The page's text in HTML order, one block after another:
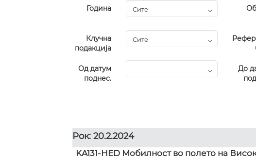
Година
Клучна
подакција
Од датум
поднес.
До
Рок: 20.2.2024
KA131-HED Мобилност во полето на